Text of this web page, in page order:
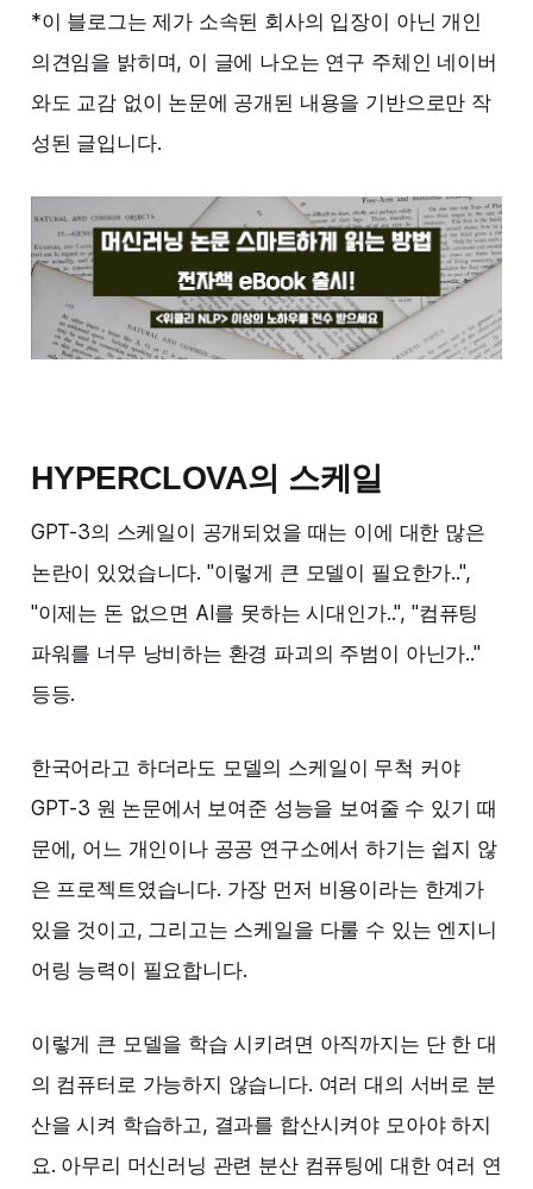
*이 블로그는 제가 소속된 회사의 입장이 아닌 개인
의견임을 밝히며, 이 글에 나오는 연구 주체인 네이버
와도 교감 없이 논문에 공개된 내용을 기반으로만 작
성된 글입니다.
HYPERCLOVA의 스케일
GPT-3의 스케일이 공개되었을 때는 이에 대한 많은
논란이 있었습니다. "이렇게 큰 모델이 필요한가..",
"이제는 돈 없으면 AI를 못하는 시대인가..", "컴퓨팅
파워를 너무 낭비하는 환경 파괴의 주범이 아닌가.."
등등.
한국어라고 하더라도 모델의 스케일이 무척 커야
GPT-3 원 논문에서 보여준 성능을 보여줄 수 있기 때
문에, 어느 개인이나 공공 연구소에서 하기는 쉽지 않
은 프로젝트였습니다. 가장 먼저 비용이라는 한계가
있을 것이고, 그리고는 스케일을 다룰 수 있는 엔지니
어링 능력이 필요합니다.
이렇게 큰 모델을 학습 시키려면 아직까지는 단 한 대
의 컴퓨터로 가능하지 않습니다. 여러 대의 서버로 분
산을 시켜 학습하고, 결과를 합산시켜야 모아야 하지
요. 아무리 머신러닝 관련 분산 컴퓨팅에 대한 여러 연